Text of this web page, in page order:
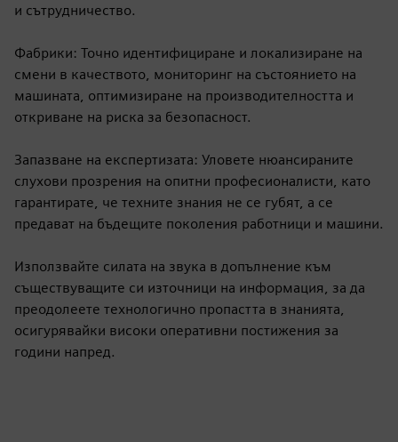
и сътрудничество.
Фабрики: Точно идентифициране и локализиране на
смени в качеството, мониторинг на състоянието на
машината, оптимизиране на производителността и
откриване на риска за безопасност.
Запазване на експертизата: Уловете нюансираните
слухови прозрения на опитни професионалисти, като
гарантирате, че техните знания не се губят, а се
предават на бъдещите поколения работници и машини.
Използвайте силата на звука в допълнение към
съществуващите си източници на информация, за да
преодолеете технологично пропастта в знанията,
осигурявайки високи оперативни постижения за
години напред.